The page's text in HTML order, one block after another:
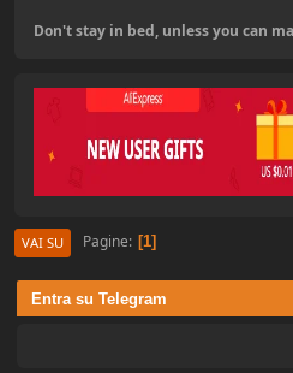
Entra su Telegram
Don't stay in bed, unless you can
VAI SU Pagine 1